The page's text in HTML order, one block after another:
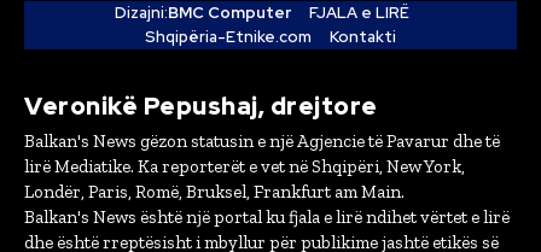
Dizajni:BMC Computer
FJALA e LIRË
Shqipëria-Etnike.com
Kontakti
Veronikë Pepushaj, drejtore
Balkan's News gëzon statusin e një Agjencie të Pavarur dhe të
lirë Mediatike. Ka reporterët e vet në Shqipëri, New York,
Londër, Paris, Romë, Bruksel, Frankfurt am Main.
Balkan's News është një portal ku fjala e lirë ndihet vërtet e lirë
dhe është rreptësisht i mbyllur për publikime jashtë etikës së